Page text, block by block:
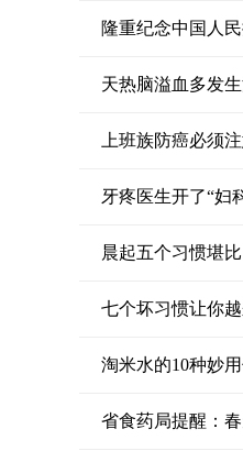
隆重纪念中国人
天热脑溢血多发
上班族防癌必须
牙疼医生开了“妇
晨起五个习惯堪
七个坏习惯让你
淘米水的10种妙
省食药局提醒：